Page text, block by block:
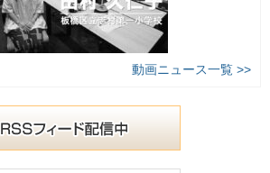
動画ニュース一覧 >>